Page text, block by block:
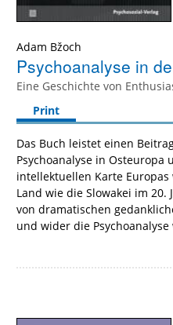
Adam Bžoch
Psychoanalyse in
Eine Geschichte von
Print
Das Buch leistet einen
Psychoanalyse in Osteuropa
intellektuellen Karte
Land wie die Slowakei im
von dramatischen
und wider die Psychoanalyse